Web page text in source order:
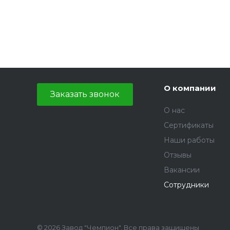
Заказать звонок
О компании
О нас
Сертификаты
Наши работы
Отзывы
Вакансии
Сотрудники
© 2026 Завод "Чемпион", Все права защищены